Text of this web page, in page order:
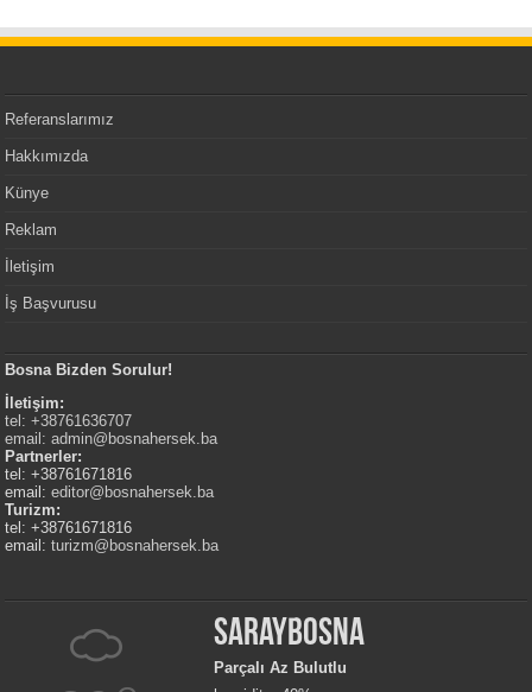
Referanslarımız
Hakkımızda
Künye
Reklam
İletişim
İş Başvurusu
Bosna Bizden Sorulur!
İletişim:
tel: +38761636707
email:admin@bosnahersek.ba
Partnerler:
tel: +38761671816
email:editor@bosnahersek.ba
Turizm:
tel: +38761671816
email:turizm@bosnahersek.ba
Saraybosna
Parçalı Az Bulutlu